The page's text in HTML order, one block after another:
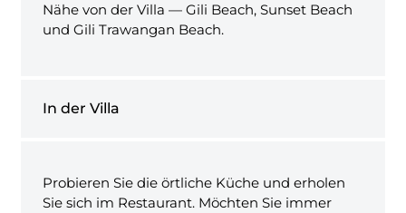
Nähe von der Villa — Gili Beach, Sunset Beach
und Gili Trawangan Beach.
In der Villa
Probieren Sie die örtliche Küche und erholen
Sie sich im Restaurant. Möchten Sie immer